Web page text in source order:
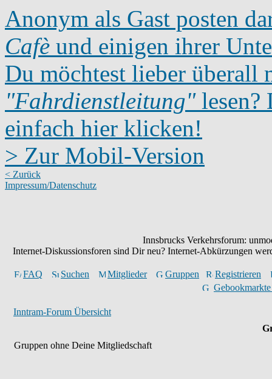
Anonym als Gast posten
Cafè und einigen ihrer
Du möchtest lieber überall
"Fahrdienstleitung"lesen?
einfach hier klicken!
> Zur Mobil-Version
< Zurück
Impressum/Datenschutz
Innsbrucks Verkehrsforum:
Internet-Diskussionsforen sind Dir neu? Internet-Abkürzungen
FAQ Suchen Mitglieder Gruppen
Registrieren
Inntram-Forum Übersicht
Gruppen ohne Deine Mitgliedschaft